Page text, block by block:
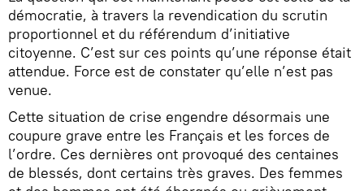
démocratie, à travers la revendication du scrutin
proportionnel et du référendum d’initiative
citoyenne. C’est sur ces points qu’une réponse était
attendue. Force est de constater qu’elle n’est pas
venue.
Cette situation de crise engendre désormais une
coupure grave entre les Français et les forces de
l’ordre. Ces dernières ont provoqué des centaines
de blessés, dont certains très graves. Des femmes